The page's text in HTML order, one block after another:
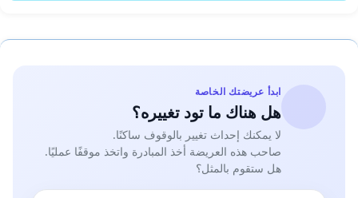
ابدأ عريضتك الخاصة
هل هناك ما تود تغييره؟
لا يمكنك إحداث تغيير بالوقوف ساكنًا.
صاحب هذه العريضة أخذ المبادرة واتخذ موقفًا عمليًا.
هل ستقوم بالمثل؟